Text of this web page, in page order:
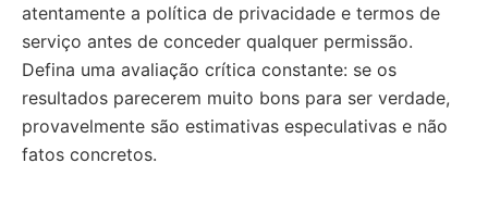
atentamente a política de privacidade e termos de
serviço antes de conceder qualquer permissão.
Defina uma avaliação crítica constante: se os
resultados parecerem muito bons para ser verdade,
provavelmente são estimativas especulativas e não
fatos concretos.